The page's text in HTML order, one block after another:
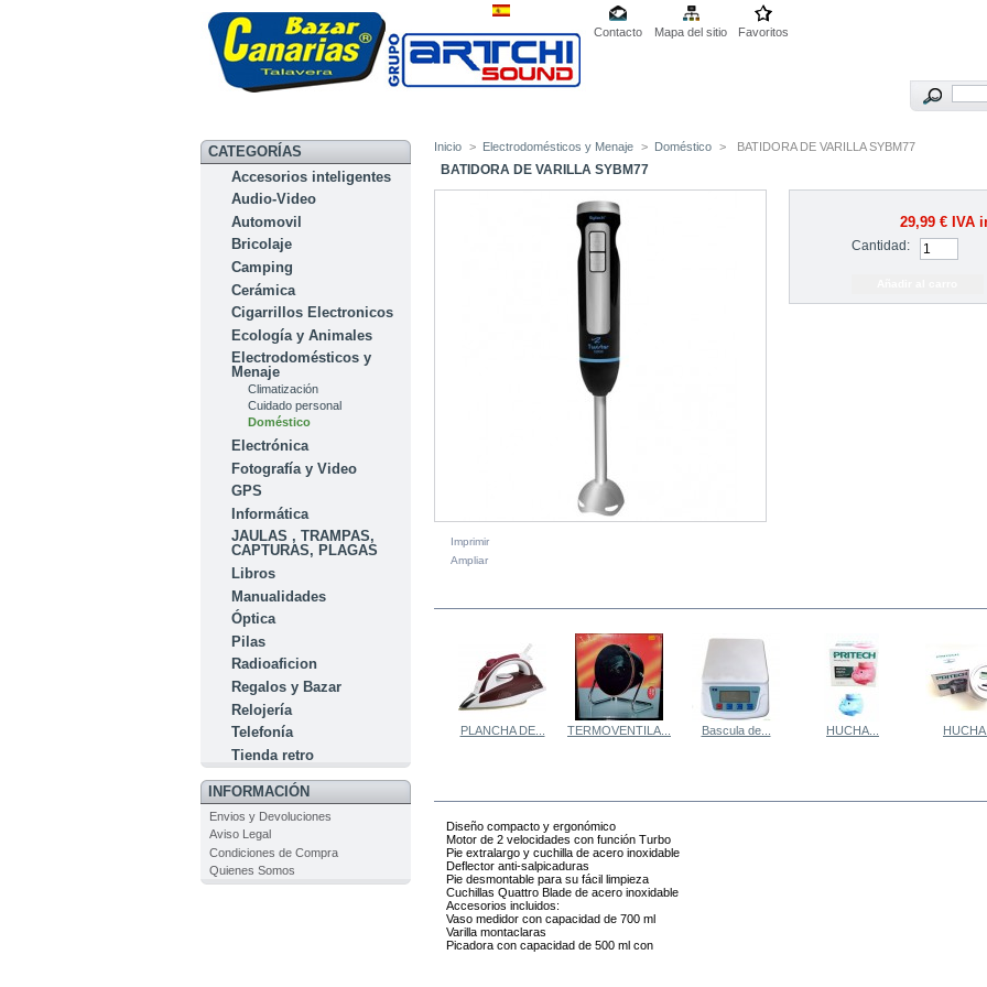
Contacto Mapa del sitio
Favoritos
CATEGORÍAS
Accesorios inteligentes
Audio-Video
Automovil
Bricolaje
Camping
Cerámica
Cigarrillos Electronicos
Ecología y Animales
Electrodomésticos y
Menaje
Climatización
Cuidado personal
Doméstico
Electrónica
Fotografía y Video
GPS
Informática
JAULAS , TRAMPAS,
CAPTURAS, PLAGAS
Libros
Manualidades
Óptica
Pilas
Radioaficion
Regalos y Bazar
Relojería
Telefonía
Tienda retro
INFORMACIÓN
Envios y Devoluciones
Aviso Legal
Condiciones de Compra
Quienes Somos
Inicio > Electrodomésticos y Menaje > Doméstico > BATIDORA DE VARILLA SYBM77
BATIDORA DE VARILLA SYBM77
Imprimir
Ampliar
29,99 €IVA
Cantidad:
PLANCHA DE... TERMOVENTILA... Bascula de... HUCHA...
Diseño compacto y ergonómico
Motor de 2 velocidades con función Turbo
Pie extralargo y cuchilla de acero inoxidable
Deflector anti-salpicaduras
Pie desmontable para su fácil limpieza
Cuchillas Quattro Blade de acero inoxidable
Accesorios incluidos:
Vaso medidor con capacidad de 700 ml
Varilla montaclaras
Picadora con capacidad de 500 ml con